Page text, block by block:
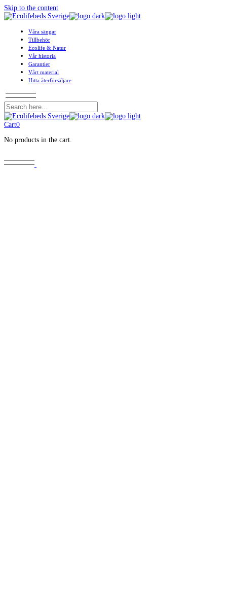
Skip to the content
Våra sängar
Tillbehör
Ecolife & Natur
Vår historia
Garantier
Vårt material
Hitta återförsäljare
Cart0
No products in the cart.